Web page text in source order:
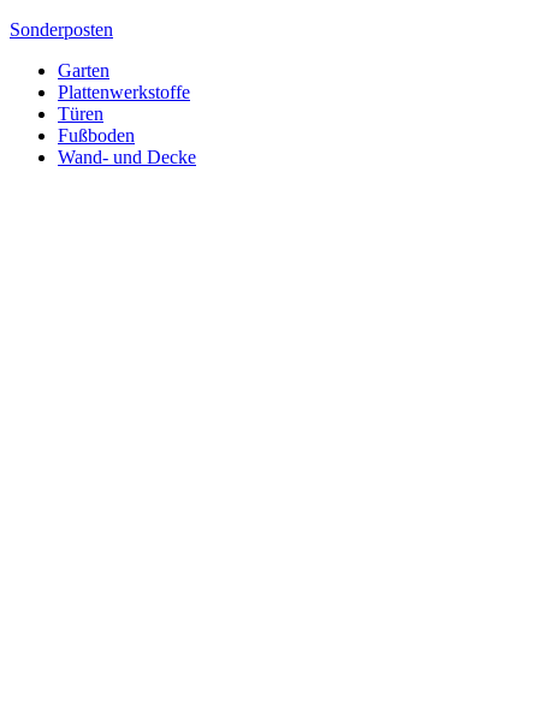
Sonderposten
Garten
Plattenwerkstoffe
Türen
Fußboden
Wand- und Decke